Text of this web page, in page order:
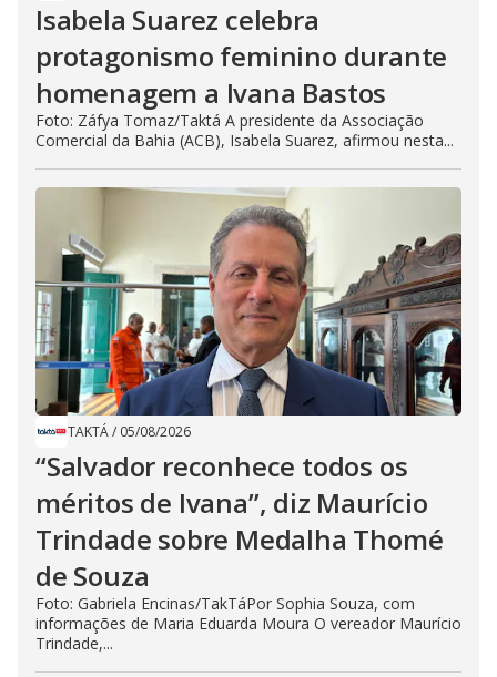
Isabela Suarez celebra
protagonismo feminino durante
homenagem a Ivana Bastos
Foto: Záfya Tomaz/Taktá A presidente da Associação
Comercial da Bahia (ACB), Isabela Suarez, afirmou nesta...
TAKTÁ/ 05/08/2026
“Salvador reconhece todos os
méritos de Ivana”, diz Maurício
Trindade sobre Medalha Thomé
de Souza
Foto: Gabriela Encinas/TakTáPor Sophia Souza, com
informações de Maria Eduarda Moura O vereador Maurício
Trindade,...